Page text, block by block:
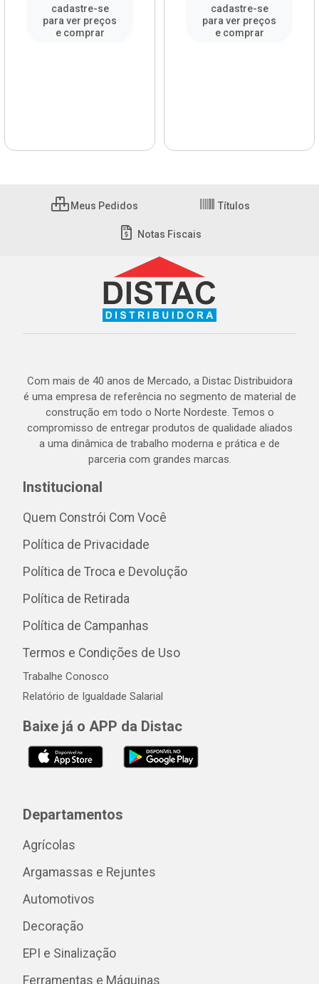
cadastre-se
para ver preços
e comprar
cadastre-se
para ver preços
e comprar
Meus Pedidos Títulos
Notas Fiscais
Com mais de 40 anos de Mercado, a Distac Distribuidora
é uma empresa de referência no segmento de material de
construção em todo o Norte Nordeste. Temos o
compromisso de entregar produtos de qualidade aliados
a uma dinâmica de trabalho moderna e prática e de
parceria com grandes marcas.
Institucional
Quem Constrói Com Você
Política de Privacidade
Política de Troca e Devolução
Política de Retirada
Política de Campanhas
Termos e Condições de Uso
Trabalhe Conosco
Relatório de Igualdade Salarial
Baixe já o APP da Distac
Departamentos
Agrícolas
Argamassas e Rejuntes
Automotivos
Decoração
EPI e Sinalização
Ferramentas e Máquinas